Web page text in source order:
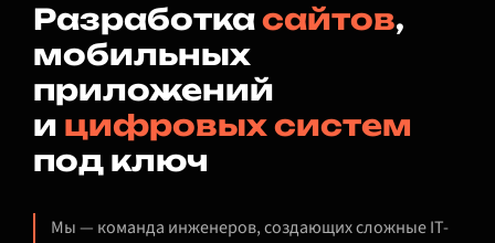
Разработкасайтов,
мобильных
приложений
и цифровых систем
под ключ
Мы — команда инженеров, создающих сложные IT-